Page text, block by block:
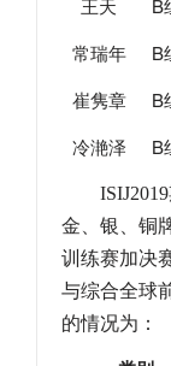
王天 B
常瑞年 B
崔隽章 B
冷滟泽 B
ISIJ2019
金、银、铜
训练赛加决
与综合全球
的情况为：